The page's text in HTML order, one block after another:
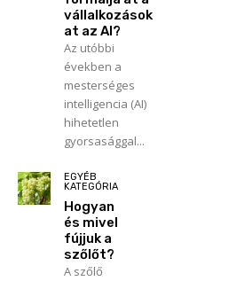
vállalkozások
at az AI?
Az utóbbi
években a
mesterséges
intelligencia (AI)
hihetetlen
gyorsasággal...
EGYÉB
KATEGÓRIA
Hogyan
és mivel
fújjuk a
szőlőt?
A szőlő